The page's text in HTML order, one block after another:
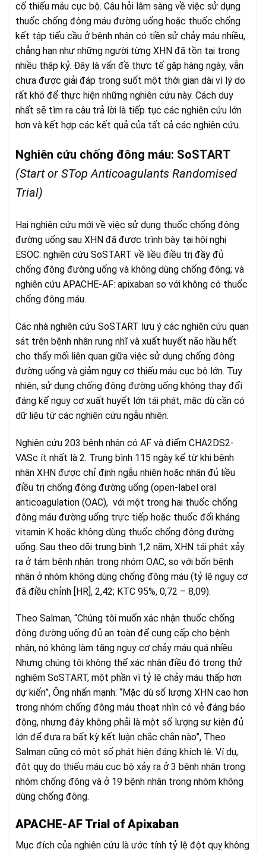
cố thiếu máu cục bộ. Câu hỏi lâm sàng về việc sử dụng
thuốc chống đông máu đường uống hoặc thuốc chống
kết tập tiểu cầu ở bệnh nhân có tiền sử chảy máu nhiều,
chẳng hạn như những người từng XHN đã tồn tại trong
nhiều thập kỷ. Đây là vấn đề thực tế gặp hàng ngày, vẫn
chưa được giải đáp trong suốt một thời gian dài vì lý do
rất khó để thực hiện những nghiên cứu này. Cách duy
nhất sẽ tìm ra câu trả lời là tiếp tục các nghiên cứu lớn
hơn và kết hợp các kết quả của tất cả các nghiên cứu.
Nghiên cứu chống đông máu: SoSTART
(Start or STop Anticoagulants Randomised
Trial)
Hai nghiên cứu mới về việc sử dụng thuốc chống đông
đường uống sau XHN đã được trình bày tại hội nghị
ESOC: nghiên cứu SoSTART về liều điều trị đầy đủ
chống đông đường uống và không dùng chống đông; và
nghiên cứu APACHE-AF: apixaban so với không có thuốc
chống đông máu.
Các nhà nghiên cứu SoSTART lưu ý các nghiên cứu quan
sát trên bệnh nhân rung nhĩ và xuất huyết não hầu hết
cho thấy mối liên quan giữa việc sử dụng chống đông
đường uống và giảm nguy cơ thiếu máu cục bộ lớn. Tuy
nhiên, sử dụng chống đông đường uống không thay đổi
đáng kể nguy cơ xuất huyết lớn tái phát, mặc dù cần có
dữ liệu từ các nghiên cứu ngẫu nhiên.
Nghiên cứu 203 bệnh nhân có AF và điểm CHA2DS2-
VASc ít nhất là 2. Trung bình 115 ngày kể từ khi bệnh
nhân XHN được chỉ định ngẫu nhiên hoặc nhận đủ liều
điều trị chống đông đường uống (open-label oral
anticoagulation (OAC), với một trong hai thuốc chống
đông máu đường uống trực tiếp hoặc thuốc đối kháng
vitamin K hoặc không dùng thuốc chống đông đường
uống. Sau theo dõi trung bình 1,2 năm, XHN tái phát xảy
ra ở tám bệnh nhân trong nhóm OAC, so với bốn bệnh
nhân ở nhóm không dùng chống đông máu (tỷ lệ nguy cơ
đã điều chỉnh [HR], 2,42; KTC 95%, 0,72 – 8,09).
Theo Salman, “Chúng tôi muốn xác nhận thuốc chống
đông đường uống đủ an toàn để cung cấp cho bệnh
nhân, nó không làm tăng nguy cơ chảy máu quá nhiều.
Nhưng chúng tôi không thể xác nhận điều đó trong thử
nghiệm SoSTART, một phần vì tỷ lệ chảy máu thấp hơn
dự kiến”, Ông nhấn mạnh: “Mặc dù số lượng XHN cao hơn
trong nhóm chống đông máu thoạt nhìn có vẻ đáng báo
động, nhưng đây không phải là một số lượng sự kiện đủ
lớn để đưa ra bất kỳ kết luận chắc chắn nào”, Theo
Salman cũng có một số phát hiện đáng khích lệ. Ví dụ,
đột quỵ do thiếu máu cục bộ xảy ra ở 3 bệnh nhân trong
nhóm chống đông và ở 19 bệnh nhân trong nhóm không
dùng chống đông.
APACHE-AF Trial of Apixaban
Mục đích của nghiên cứu là ước tính tỷ lệ đột quỵ không